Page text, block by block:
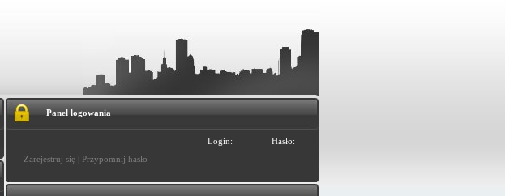
Panel logowania
Login:
Hasło:
Zarejestruj się | Przypomnij hasło